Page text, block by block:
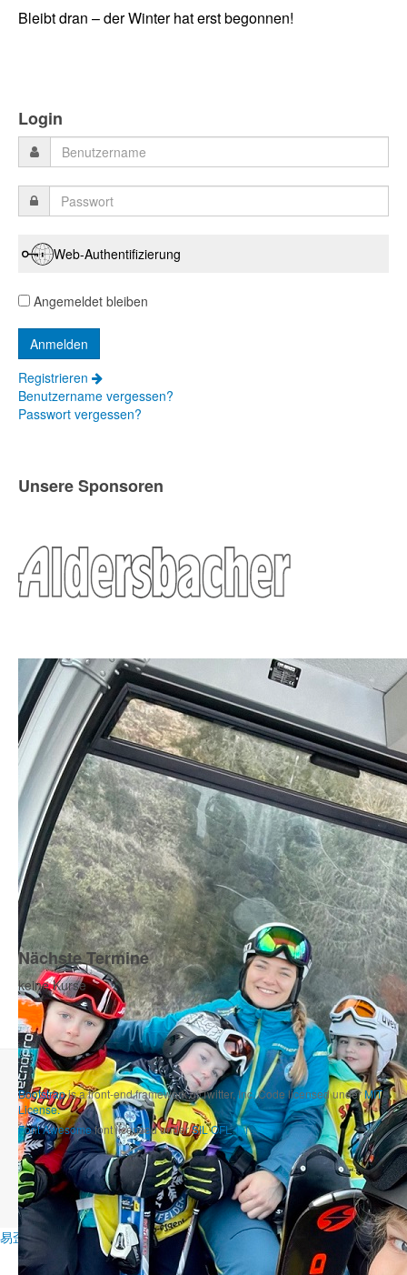
Bleibt dran – der Winter hat erst begonnen!
Login
Web-Authentifizierung
Angemeldet bleiben
Registrieren
Benutzername vergessen?
Passwort vergessen?
Unsere Sponsoren
Nächste Termine
keine Kurse
Bootstrapis a front-end framework of Twitter, Inc. Code licensed underMIT
License.
Font Awesomefont licensed underSIL OFL 1.1.
易歪歪 比特浏览器美洽